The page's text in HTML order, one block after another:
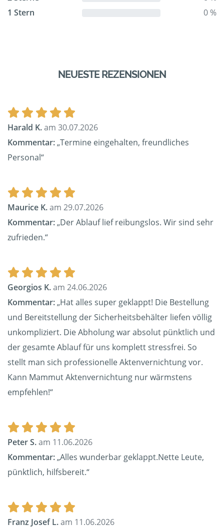
1 Stern
0 %
NEUESTE REZENSIONEN
Harald K.am 30.07.2026
Kommentar:„Termine eingehalten, freundliches
Personal“
Maurice K.am 29.07.2026
Kommentar:„Der Ablauf lief reibungslos. Wir sind sehr
zufrieden.“
Georgios K.am 24.06.2026
Kommentar:„Hat alles super geklappt! Die Bestellung
und Bereitstellung der Sicherheitsbehälter liefen völlig
unkompliziert. Die Abholung war absolut pünktlich und
der gesamte Ablauf für uns komplett stressfrei. So
stellt man sich professionelle Aktenvernichtung vor.
Kann Mammut Aktenvernichtung nur wärmstens
empfehlen!“
Peter S.am 11.06.2026
Kommentar:„Alles wunderbar geklappt.Nette Leute,
pünktlich, hilfsbereit.“
Franz Josef L.am 11.06.2026